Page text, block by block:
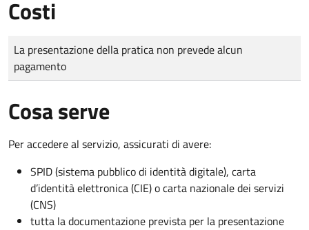
Costi
Tipo di pagamento
Importo
La presentazione della pratica non prevede alcun
pagamento
Cosa serve
Per accedere al servizio, assicurati di avere:
SPID (sistema pubblico di identità digitale), carta
d’identità elettronica (CIE) o carta nazionale dei servizi
(CNS)
tutta la documentazione prevista per la presentazione